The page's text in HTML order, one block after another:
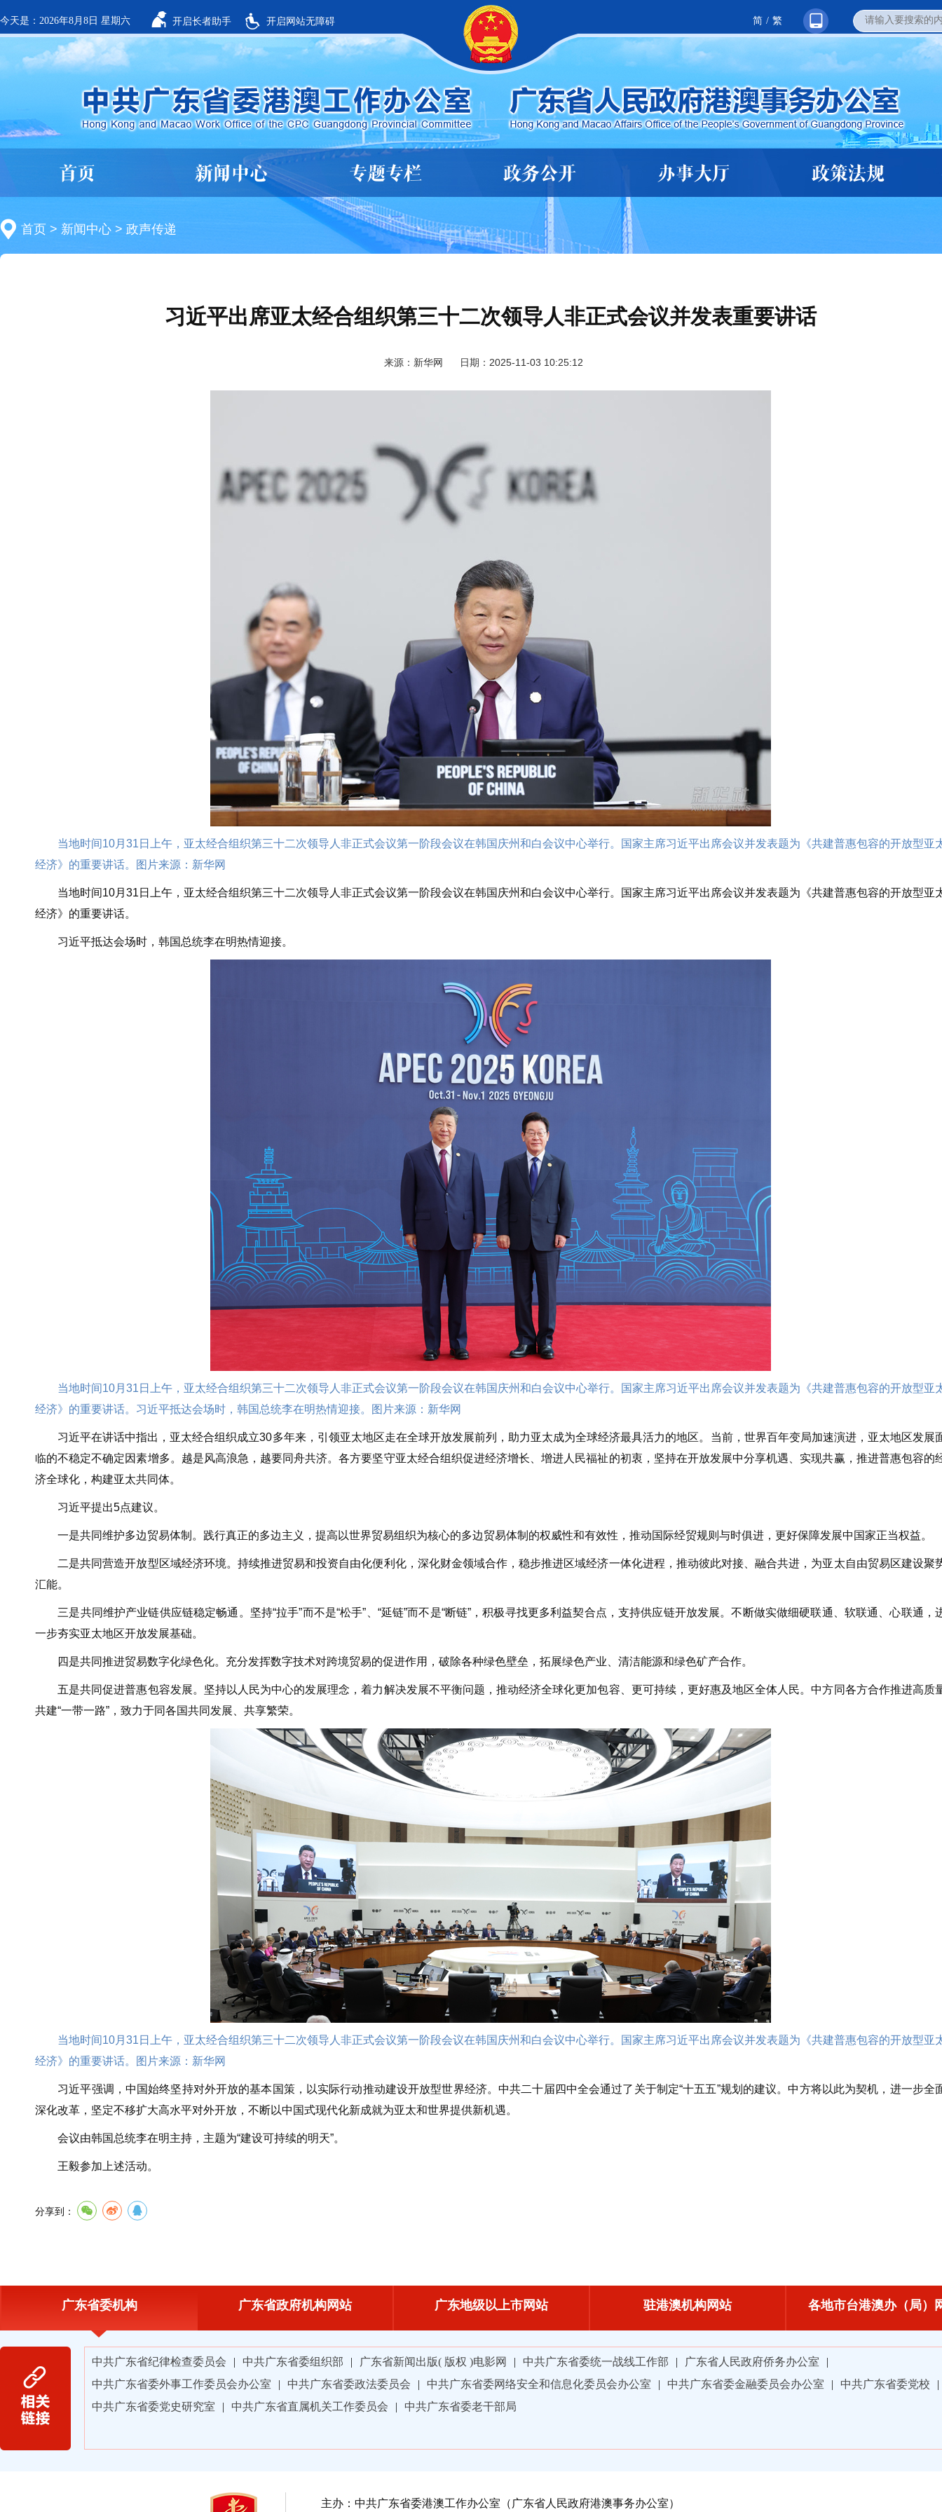
今天是：2026年8月8日 星期六 开启长者助手 开启网站无障碍 繁
/
简
首页 新闻中心 专题专栏 政务公开 办事大厅 政策法规
首页 > 新闻中心 > 政声传递
习近平出席亚太经合组织第三十二次领导人非正式会议并发表重要讲话
来源：新华网 日期：2025-11-03 10:25:12
当地时间10月31日上午，亚太经合组织第三十二次领导人非正式会议第一阶段会议在韩国庆州和白会议中心举行。国家主席习近平出席会议并发表题为《共建普惠包容的开放型亚
经济》的重要讲话。图片来源：新华网
当地时间10月31日上午，亚太经合组织第三十二次领导人非正式会议第一阶段会议在韩国庆州和白会议中心举行。国家主席习近平出席会议并发表题为《共建普惠包容的开放型亚
经济》的重要讲话。
习近平抵达会场时，韩国总统李在明热情迎接。
当地时间10月31日上午，亚太经合组织第三十二次领导人非正式会议第一阶段会议在韩国庆州和白会议中心举行。国家主席习近平出席会议并发表题为《共建普惠包容的开放型亚
经济》的重要讲话。习近平抵达会场时，韩国总统李在明热情迎接。图片来源：新华网
习近平在讲话中指出，亚太经合组织成立30多年来，引领亚太地区走在全球开放发展前列，助力亚太成为全球经济最具活力的地区。当前，世界百年变局加速演进，亚太地区发展
临的不稳定不确定因素增多。越是风高浪急，越要同舟共济。各方要坚守亚太经合组织促进经济增长、增进人民福祉的初衷，坚持在开放发展中分享机遇、实现共赢，推进普惠包容的
济全球化，构建亚太共同体。
习近平提出5点建议。
一是共同维护多边贸易体制。践行真正的多边主义，提高以世界贸易组织为核心的多边贸易体制的权威性和有效性，推动国际经贸规则与时俱进，更好保障发展中国家正当权益。
二是共同营造开放型区域经济环境。持续推进贸易和投资自由化便利化，深化财金领域合作，稳步推进区域经济一体化进程，推动彼此对接、融合共进，为亚太自由贸易区建设聚
汇能。
三是共同维护产业链供应链稳定畅通。坚持“拉手”而不是“松手”、“延链”而不是“断链”，积极寻找更多利益契合点，支持供应链开放发展。不断做实做细硬联通、软联通、心联通，
一步夯实亚太地区开放发展基础。
四是共同推进贸易数字化绿色化。充分发挥数字技术对跨境贸易的促进作用，破除各种绿色壁垒，拓展绿色产业、清洁能源和绿色矿产合作。
五是共同促进普惠包容发展。坚持以人民为中心的发展理念，着力解决发展不平衡问题，推动经济全球化更加包容、更可持续，更好惠及地区全体人民。中方同各方合作推进高质
共建“一带一路”，致力于同各国共同发展、共享繁荣。
当地时间10月31日上午，亚太经合组织第三十二次领导人非正式会议第一阶段会议在韩国庆州和白会议中心举行。国家主席习近平出席会议并发表题为《共建普惠包容的开放型亚
经济》的重要讲话。图片来源：新华网
习近平强调，中国始终坚持对外开放的基本国策，以实际行动推动建设开放型世界经济。中共二十届四中全会通过了关于制定“十五五”规划的建议。中方将以此为契机，进一步全
深化改革，坚定不移扩大高水平对外开放，不断以中国式现代化新成就为亚太和世界提供新机遇。
会议由韩国总统李在明主持，主题为“建设可持续的明天”。
王毅参加上述活动。
分享到：
广东省委机构 广东省政府机构网站 广东地级以上市网站 驻港澳机构网站 各地市台港澳办（局）
中共广东省纪律检查委员会 | 中共广东省委组织部 | 广东省新闻出版( 版权 )电影网 | 中共广东省委统一战线工作部 | 广东省人民政府侨务办公室
|
中共广东省委外事工作委员会办公室
| 中共广东省委政法委员会 | 中共广东省委网络安全和信息化委员会办公室 | 中共广东省委金融委员会办公室 | 中共广东省委党校
|
中共广东省委党史研究室
| 中共广东省直属机关工作委员会 | 中共广东省委老干部局
主办：中共广东省委港澳工作办公室（广东省人民政府港澳事务办公室）